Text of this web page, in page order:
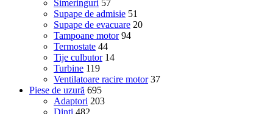
Simeringuri 57
Supape de admisie 51
Supape de evacuare 20
Tampoane motor 94
Termostate 44
Tije culbutor 14
Turbine 119
Ventilatoare racire motor 37
Piese de uzură 695
Adaptori 203